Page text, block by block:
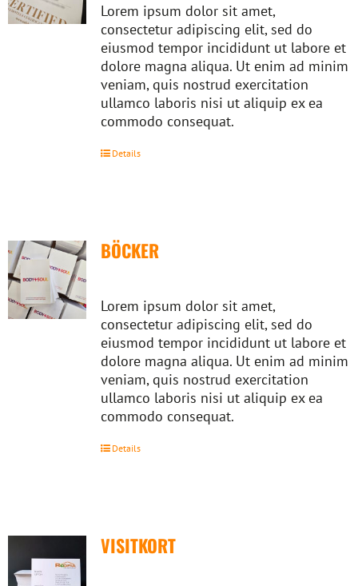
Lorem ipsum dolor sit amet,
consectetur adipiscing elit, sed do
eiusmod tempor incididunt ut labore et
dolore magna aliqua. Ut enim ad minim
veniam, quis nostrud exercitation
ullamco laboris nisi ut aliquip ex ea
commodo consequat.
Details
BÖCKER
Lorem ipsum dolor sit amet,
consectetur adipiscing elit, sed do
eiusmod tempor incididunt ut labore et
dolore magna aliqua. Ut enim ad minim
veniam, quis nostrud exercitation
ullamco laboris nisi ut aliquip ex ea
commodo consequat.
Details
VISITKORT